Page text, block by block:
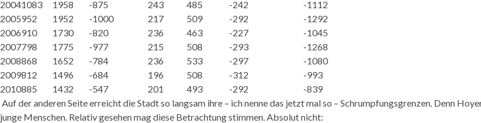
20041083 1958 -875 243 485 -242
-1112
2005952 1952 -1000 217 509 -292
-1292
2006910 1730 -820 236 463 -227
-1045
2007798 1775 -977 215 508 -293
-1268
2008868 1652 -784 236 533 -297
-1080
2009812 1496 -684 196 508 -312
-993
2010885 1432 -547 201 493 -292
-839
Auf der anderen Seite erreicht die Stadt so langsam ihre – ich nenne das jetzt mal so – Schrumpfungsgrenzen. Denn
junge Menschen. Relativ gesehen mag diese Betrachtung stimmen. Absolut nicht: